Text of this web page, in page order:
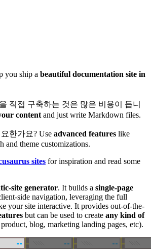
you ship a beautiful documentation site in
직접 구축하는 것은 많은 비용이 듭니
content and just write Markdown files.
한가요? Use advanced features like
and theme customizations.
sites for inspiration and read some
site generator. It builds a single-page
side navigation, leveraging the full
your site interactive. It provides out-of-the-
but can be used to create any kind of
blog, marketing landing pages, etc).